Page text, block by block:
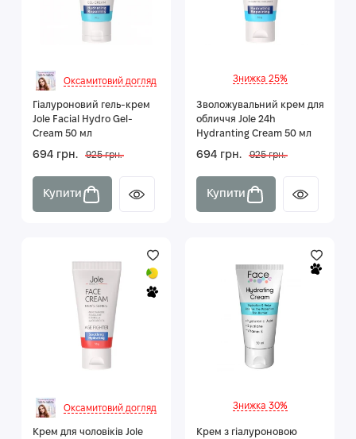
Оксамитовий догляд
Гіалуроновий гель-крем
Jole Facial Hydro Gel-
Cream 50 мл
694 грн. 925 грн.
Купити
Знижка 25%
Зволожувальний крем для
обличчя Jole 24h
Hydranting Cream 50 мл
694 грн. 925 грн.
Купити
Оксамитовий догляд
Крем для чоловіків Jole
Знижка 30%
Крем з гіалуроновою